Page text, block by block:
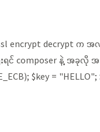
encrypt decrypt က အ
ရင် composer နဲ့ အခုလို အ
$key =